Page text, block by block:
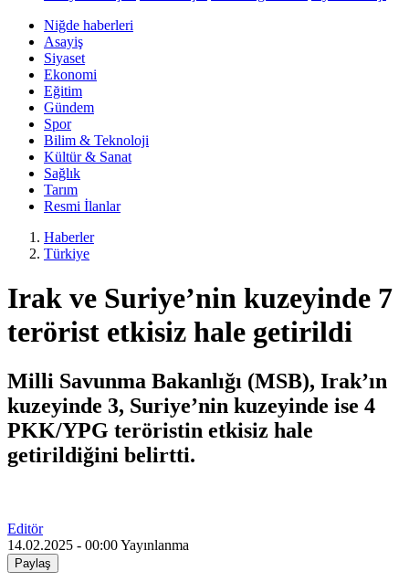
Niğde haberleri
Asayiş
Siyaset
Ekonomi
Eğitim
Gündem
Spor
Bilim & Teknoloji
Kültür & Sanat
Sağlık
Tarım
Resmi İlanlar
Haberler
Türkiye
Irak ve Suriye’nin kuzeyinde 7
terörist etkisiz hale getirildi
Milli Savunma Bakanlığı (MSB), Irak’ın
kuzeyinde 3, Suriye’nin kuzeyinde ise 4
PKK/YPG teröristin etkisiz hale
getirildiğini belirtti.
Editör
14.02.2025 - 00:00Yayınlanma
Paylaş